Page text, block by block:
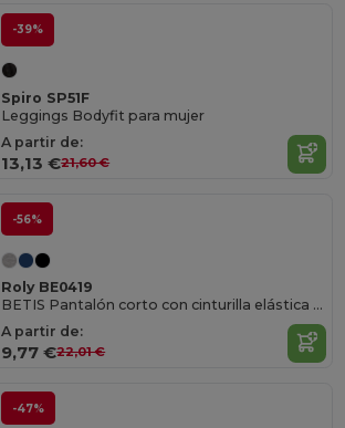
-39%
Spiro SP51F
Leggings Bodyfit para mujer
A partir de:
13,13 €21,60 €
-56%
Roly BE0419
BETIS Pantalón corto con cinturilla elástica y cordón con ojales metálicos
A partir de:
9,77 €22,01 €
-47%